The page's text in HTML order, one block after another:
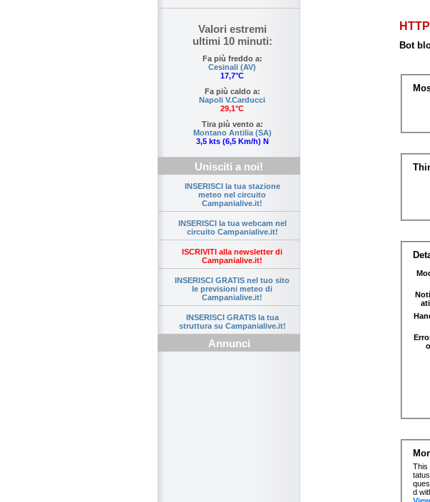
Valori estremi
ultimi 10 minuti:
Fa più freddo a:
Cesinali (AV)
17,7°C
Fa più caldo a:
Napoli V.Carducci
29,1°C
Tira più vento a:
Montano Antilia (SA)
3,5 kts (6,5 Km/h) N
Unisciti a noi!
INSERISCI la tua stazione
meteo nel circuito
Campanialive.it!
INSERISCI la tua webcam nel
circuito Campanialive.it!
ISCRIVITI alla newsletter di
Campanialive.it!
INSERISCI GRATIS nel tuo sito
le previsioni meteo di
Campanialive.it!
INSERISCI GRATIS la tua
struttura su Campanialive.it!
Annunci